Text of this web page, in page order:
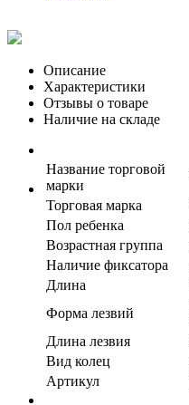
Описание
Характеристики
Отзывы о товаре
Наличие на складе
Название торговой
марки
Торговая марка
Пол ребенка
Возрастная группа
Наличие фиксатора
Длина
Форма лезвий
Длина лезвия
Вид колец
Артикул